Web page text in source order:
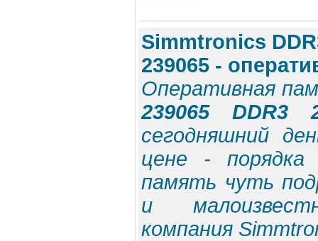
Simmtronics
239065 -
Оперативная
239065
сегодняшний
цене -
память чуть
и
компания